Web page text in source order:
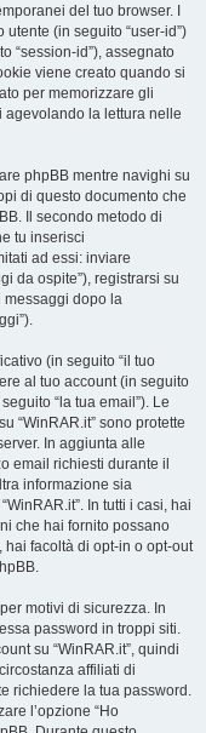
del tuo browser. I
(in seguito “user-id”)
“session-id”), assegnato
viene creato quando si
per memorizzare gli
la lettura nelle
phpBB mentre navighi su
di questo documento che
Il secondo metodo di
tu inserisci
ad essi: inviare
da ospite”), registrarsi su
messaggi dopo la
(in seguito “il tuo
al tuo account (in seguito
“la tua email”). Le
“WinRAR.it” sono protette
In aggiunta alle
email richiesti durante il
informazione sia
In tutti i casi, hai
che hai fornito possano
hai facoltà di opt-in o opt-out
motivi di sicurezza. In
password in troppi siti.
su “WinRAR.it”, quindi
affiliati di
richiedere la tua password.
l’opzione “Ho